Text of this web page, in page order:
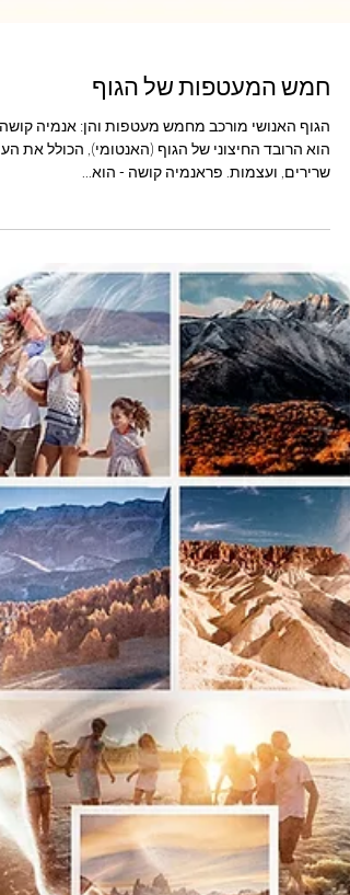
הגוף האנושי מורכב מחמש מעטפות והן: אנמיה
הוא הרובד החיצוני של הגוף (האנטומי), הכולל את
שרירים, ועצמות. פראנמיה קושה - הוא...